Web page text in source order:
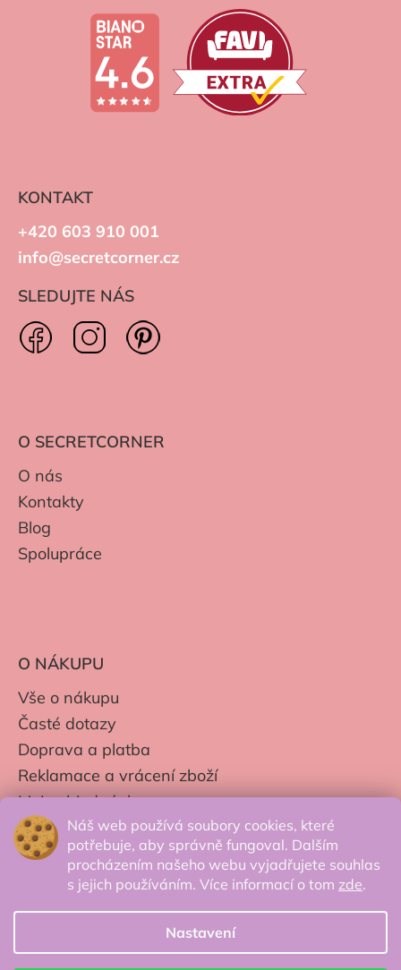
Náš web používá soubory cookies, které
potřebuje, aby správně fungoval. Dalším
procházením našeho webu vyjadřujete souhlas
s jejich používáním. Více informací o tom zde.
Nastavení
KONTAKT
+420 603 910 001
info@secretcorner.cz
SLEDUJTE NÁS
O SECRETCORNER
O nás
Kontakty
Blog
Spolupráce
O NÁKUPU
Vše o nákupu
Časté dotazy
Doprava a platba
Reklamace a vrácení zboží
Moje objednávky
Obchodní podmínky
Zpracování os. údajů
© 2026 Secretcorner.cz - Všechna práva